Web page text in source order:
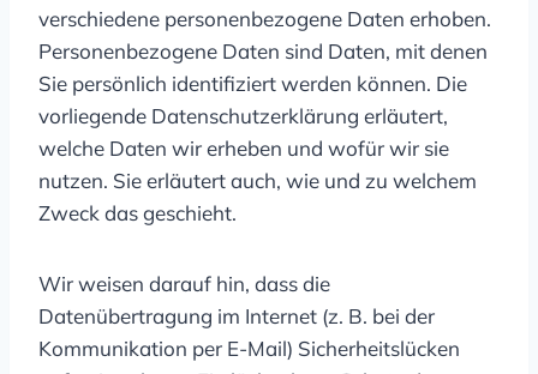
verschiedene personenbezogene Daten erhoben.
Personenbezogene Daten sind Daten, mit denen
Sie persönlich identifiziert werden können. Die
vorliegende Datenschutzerklärung erläutert,
welche Daten wir erheben und wofür wir sie
nutzen. Sie erläutert auch, wie und zu welchem
Zweck das geschieht.
Wir weisen darauf hin, dass die
Datenübertragung im Internet (z. B. bei der
Kommunikation per E-Mail) Sicherheitslücken